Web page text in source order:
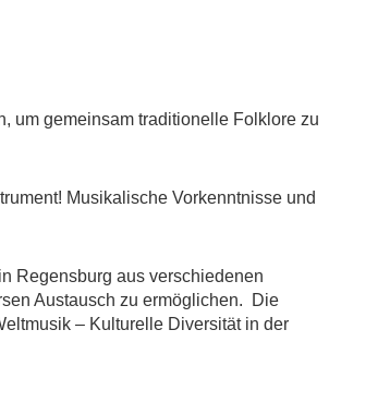
um gemeinsam traditionelle Folklore zu
Musikalische Vorkenntnisse und
Regensburg aus verschiedenen
Austausch zu ermöglichen. Die
– Kulturelle Diversität in der